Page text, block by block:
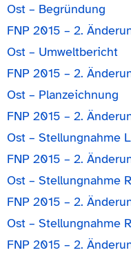
Ost – Begründung
FNP 2015 – 2.
Ost – Umweltbericht
FNP 2015 – 2.
Ost – Planzeichnung
FNP 2015 – 2.
Ost – Stellungnahme
FNP 2015 – 2.
Ost – Stellungnahme
FNP 2015 – 2.
Ost – Stellungnahme
FNP 2015 – 2.